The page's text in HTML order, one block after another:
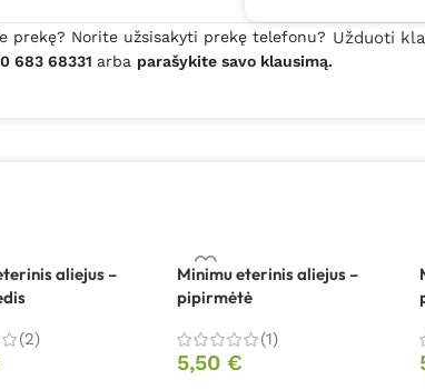
prekę? Norite užsisakyti prekę telefonu?
683 68331 arba parašykite savo klausimą.
Užduoti
aliejus –
(2)
Minimu eterinis aliejus –
pipirmėtė
(1)
5,50€